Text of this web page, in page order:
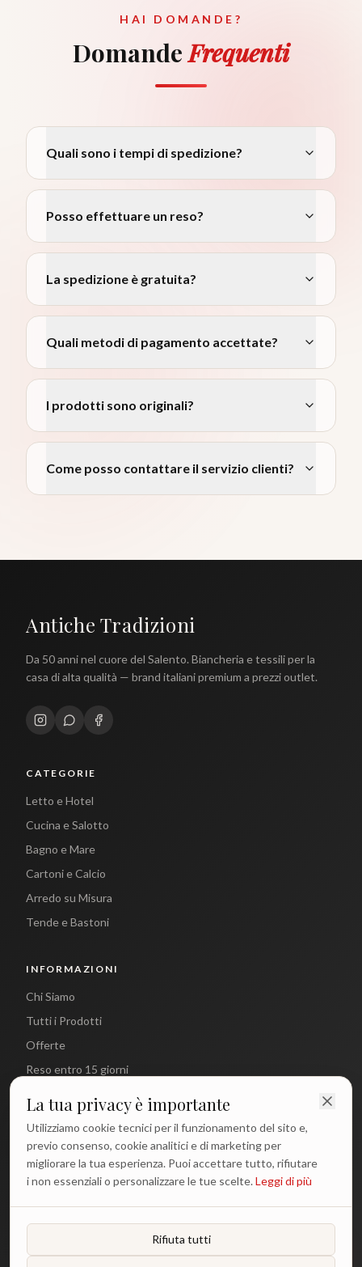
HAI DOMANDE?
DomandeFrequenti
Quali sono i tempi di spedizione?
Posso effettuare un reso?
La spedizione è gratuita?
Quali metodi di pagamento accettate?
I prodotti sono originali?
Come posso contattare il servizio clienti?
Antiche Tradizioni
Da 50 anni nel cuore del Salento. Biancheria e tessili per la
casa di alta qualità — brand italiani premium a prezzi outlet.
CATEGORIE
Letto e Hotel
Cucina e Salotto
Bagno e Mare
Cartoni e Calcio
Arredo su Misura
Tende e Bastoni
INFORMAZIONI
Chi Siamo
Tutti i Prodotti
Offerte
Reso entro 15 giorni
CONTATTI
info@antichetradizioni.it
+39 329 617 1194
Lun - Ven: 9:00 - 18:00
La tua privacy è importante
Utilizziamo cookie tecnici per il funzionamento del sito e,
previo consenso, cookie analitici e di marketing per
migliorare la tua esperienza. Puoi accettare tutto, rifiutare
i non essenziali o personalizzare le tue scelte.Leggi di più
Rifiuta tutti